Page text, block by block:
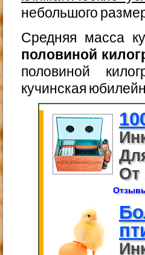
небольшого
Средняя масса
половиной
половиной
кучинская
От